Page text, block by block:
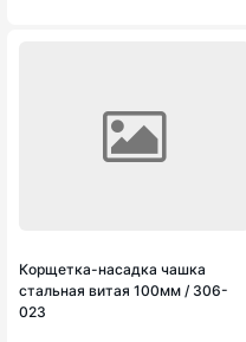
Корщетка-насадка чашка
стальная витая 100мм / 306-
023